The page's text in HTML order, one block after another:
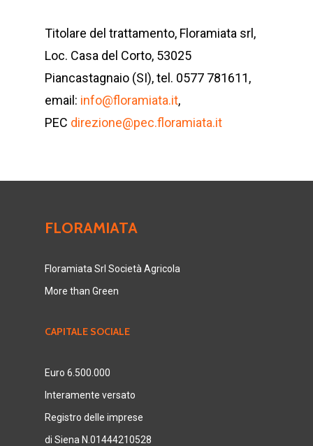
Titolare del trattamento, Floramiata srl,
Loc. Casa del Corto, 53025
Piancastagnaio (SI), tel. 0577 781611,
email: info@floramiata.it,
PEC direzione@pec.floramiata.it
FLORAMIATA
Floramiata Srl Società Agricola
More than Green
CAPITALE SOCIALE
Euro 6.500.000
Interamente versato
Registro delle imprese
di Siena N.01444210528